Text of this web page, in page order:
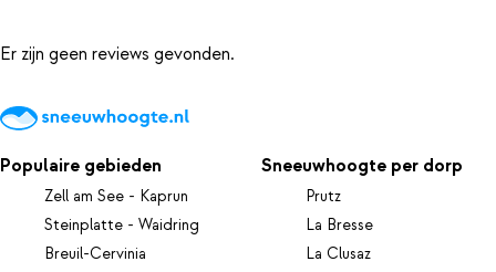
Er zijn geen reviews gevonden.
Populaire gebieden
Zell am See - Kaprun
Steinplatte - Waidring
Breuil-Cervinia
Sneeuwhoogte per dorp
Prutz
La Bresse
La Clusaz